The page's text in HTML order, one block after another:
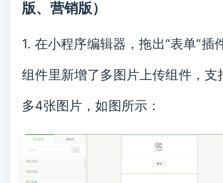
版、营销版）
1. 在小程序编辑器，拖出“表单”插
组件里新增了多图片上传组件，支
多4张图片，如图所示：